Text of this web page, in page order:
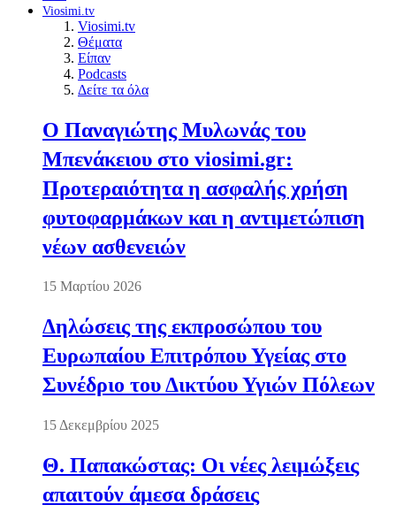
Viosimi.tv
Viosimi.tv
Θέματα
Είπαν
Podcasts
Δείτε τα όλα
Ο Παναγιώτης Μυλωνάς του
Μπενάκειου στο viosimi.gr:
Προτεραιότητα η ασφαλής χρήση
φυτοφαρμάκων και η αντιμετώπιση
νέων ασθενειών
15 Μαρτίου 2026
Δηλώσεις της εκπροσώπου του
Ευρωπαίου Επιτρόπου Υγείας στο
Συνέδριο του Δικτύου Υγιών Πόλεων
15 Δεκεμβρίου 2025
Θ. Παπακώστας: Οι νέες λειμώξεις
απαιτούν άμεσα δράσεις